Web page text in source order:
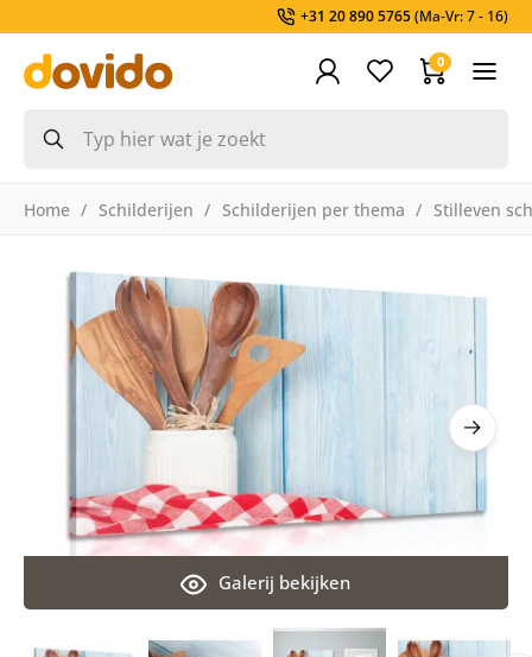
+31 20 890 5765(Ma-Vr: 7 - 16)
0
Home Schilderijen Schilderijen per thema Stilleven
Galerij bekijken